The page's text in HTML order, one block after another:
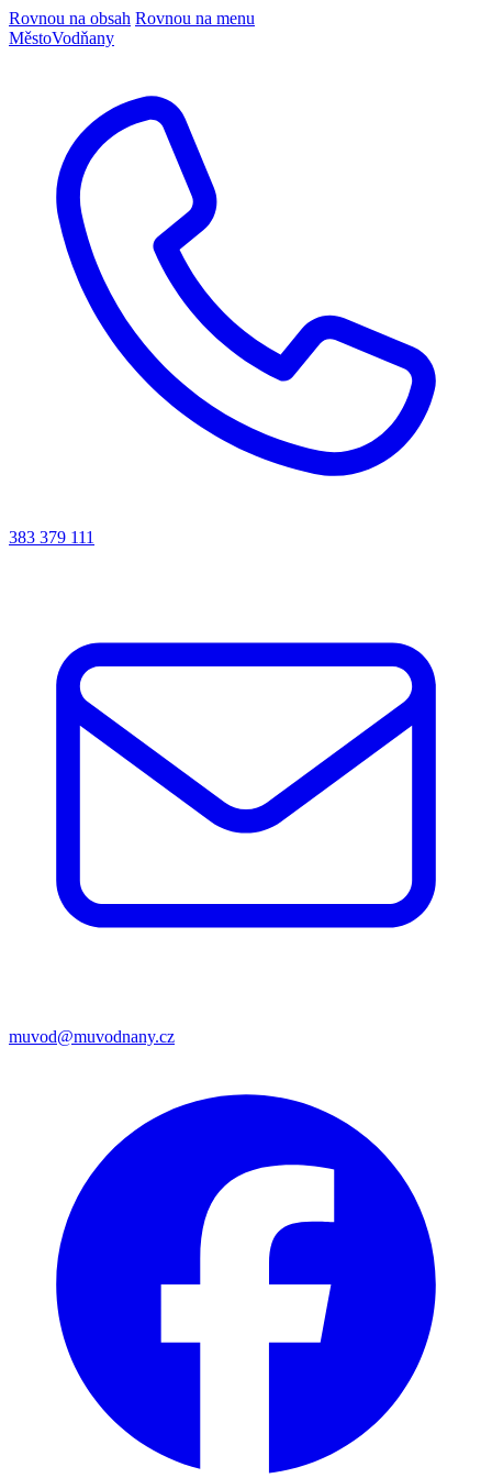
Rovnou na obsah Rovnou na menu
MěstoVodňany
383 379 111
muvod@muvodnany.cz